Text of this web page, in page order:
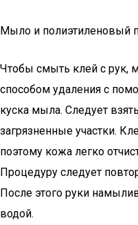
Мыло и полиэтиленовый
Чтобы смыть клей с рук,
способом удаления с
куска мыла. Следует
загрязненные участки.
поэтому кожа легко
Процедуру следует
После этого руки
водой.